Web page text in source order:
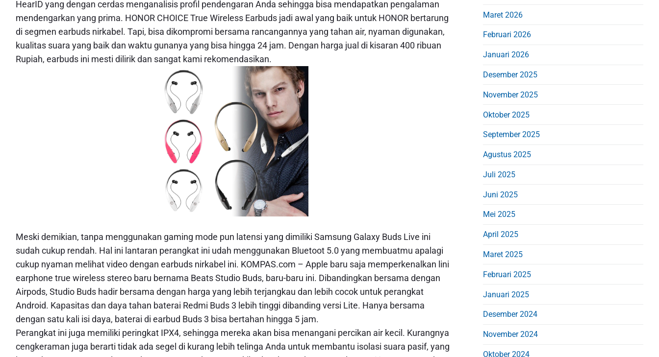
HearID yang dengan cerdas menganalisis profil pendengaran Anda sehingga bisa mendapatkan pengalaman
mendengarkan yang prima. HONOR CHOICE True Wireless Earbuds jadi awal yang baik untuk HONOR bertarung
di segmen earbuds nirkabel. Tapi, bisa dikompromi bersama rancangannya yang tahan air, nyaman digunakan,
kualitas suara yang baik dan waktu gunanya yang bisa hingga 24 jam. Dengan harga jual di kisaran 400 ribuan
Rupiah, earbuds ini mesti dilirik dan sangat kami rekomendasikan.
Meski demikian, tanpa menggunakan gaming mode pun latensi yang dimiliki Samsung Galaxy Buds Live ini
sudah cukup rendah. Hal ini lantaran perangkat ini udah menggunakan Bluetoot 5.0 yang membuatmu apalagi
cukup nyaman melihat video dengan earbuds nirkabel ini. KOMPAS.com – Apple baru saja memperkenalkan lini
earphone true wireless stereo baru bernama Beats Studio Buds, baru-baru ini. Dibandingkan bersama dengan
Airpods, Studio Buds hadir bersama dengan harga yang lebih terjangkau dan lebih cocok untuk perangkat
Android. Kapasitas dan daya tahan baterai Redmi Buds 3 lebih tinggi dibanding versi Lite. Hanya bersama
dengan satu kali isi daya, baterai di earbud Buds 3 bisa bertahan hingga 5 jam.
Perangkat ini juga memiliki peringkat IPX4, sehingga mereka akan bisa menangani percikan air kecil. Kurangnya
cengkeraman juga berarti tidak ada segel di kurang lebih telinga Anda untuk membantu isolasi suara pasif, yang
Maret 2026
Februari 2026
Januari 2026
Desember 2025
November 2025
Oktober 2025
September 2025
Agustus 2025
Juli 2025
Juni 2025
Mei 2025
April 2025
Maret 2025
Februari 2025
Januari 2025
Desember 2024
November 2024
Oktober 2024